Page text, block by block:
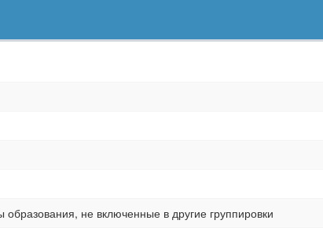
не включенные в другие группировки